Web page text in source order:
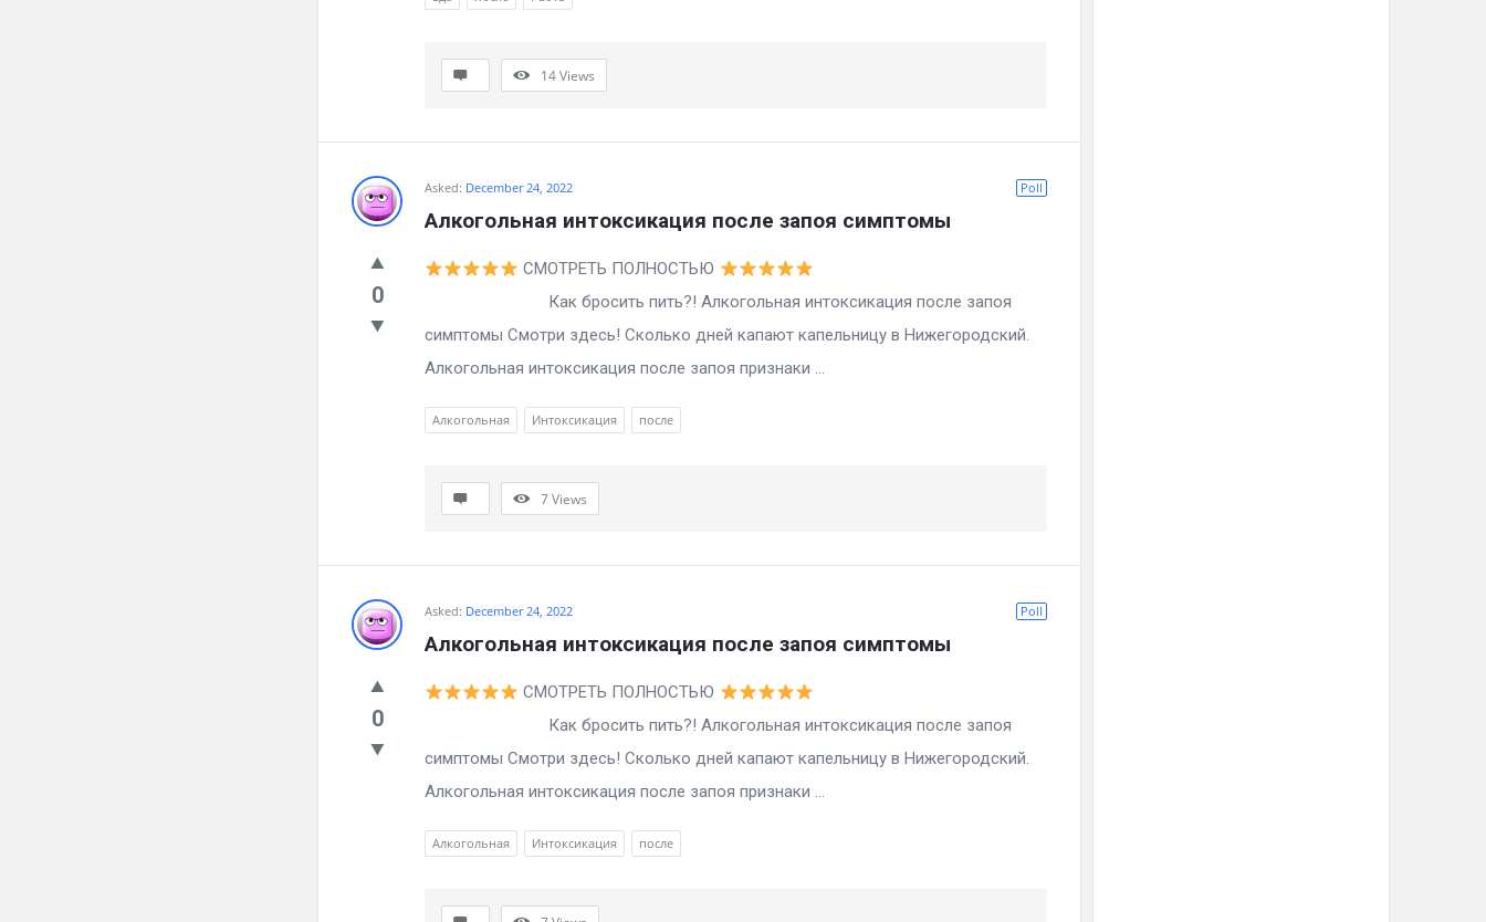
14Views
Poll
Asked: December 24, 2022
Алкогольная интоксикация после запоя симптомы
0
СМОТРЕТЬ ПОЛНОСТЬЮ
Как бросить пить?! Алкогольная интоксикация после запоя
симптомы Смотри здесь! Сколько дней капают капельницу в Нижегородский.
Алкогольная интоксикация после запоя признаки ...
Алкогольная Интоксикация после
7Views
Poll
Asked: December 24, 2022
Алкогольная интоксикация после запоя симптомы
0
СМОТРЕТЬ ПОЛНОСТЬЮ
Как бросить пить?! Алкогольная интоксикация после запоя
симптомы Смотри здесь! Сколько дней капают капельницу в Нижегородский.
Алкогольная интоксикация после запоя признаки ...
Алкогольная Интоксикация после